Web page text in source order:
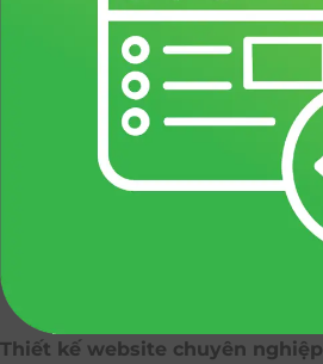
Thiết kế website chuyên nghiệp